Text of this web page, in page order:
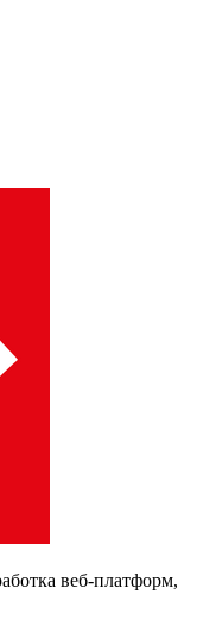
веб-платформ,